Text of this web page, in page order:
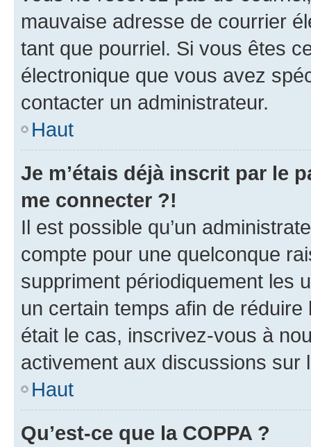
mauvaise adresse de courrier
tant que pourriel. Si vous êtes
électronique que vous avez
contacter un administrateur.
Haut
Je m’étais déjà inscrit par le
me connecter ?!
Il est possible qu’un
compte pour une quelconque
suppriment périodiquement les
un certain temps afin de
était le cas, inscrivez-vous à
activement aux discussions sur
Haut
Qu’est-ce que la COPPA ?